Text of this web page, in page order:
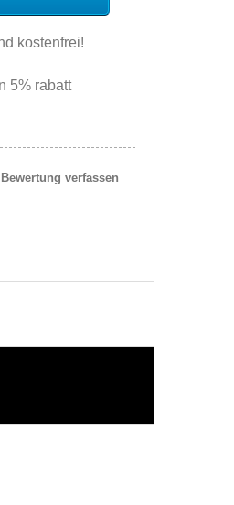
kostenfrei!
5% rabatt
Bewertung verfassen